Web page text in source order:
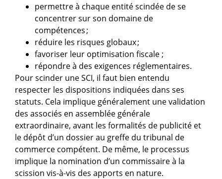
permettre à chaque entité scindée de se
concentrer sur son domaine de
compétences ;
réduire les risques globaux ;
favoriser leur optimisation fiscale ;
répondre à des exigences réglementaires.
Pour scinder une SCI, il faut bien entendu
respecter les dispositions indiquées dans ses
statuts. Cela implique généralement une validation
des associés en assemblée générale
extraordinaire, avant les formalités de publicité et
le dépôt d’un dossier au greffe du tribunal de
commerce compétent. De même, le processus
implique la nomination d’un commissaire à la
scission vis-à-vis des apports en nature.